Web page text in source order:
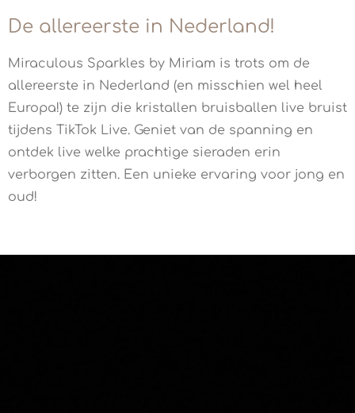
De allereerste in Nederland!
Miraculous Sparkles by Miriam is trots om de
allereerste in Nederland (en misschien wel heel
Europa!) te zijn die kristallen bruisballen live bruist
tijdens TikTok Live. Geniet van de spanning en
ontdek live welke prachtige sieraden erin
verborgen zitten. Een unieke ervaring voor jong en
oud!